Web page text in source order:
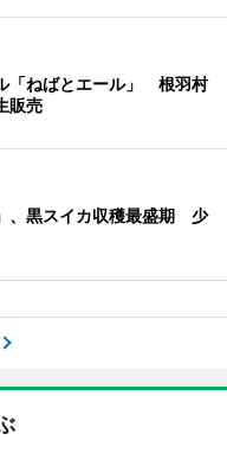
「ねばとエール」 根羽村
販売
、黒スイカ収穫最盛期 少